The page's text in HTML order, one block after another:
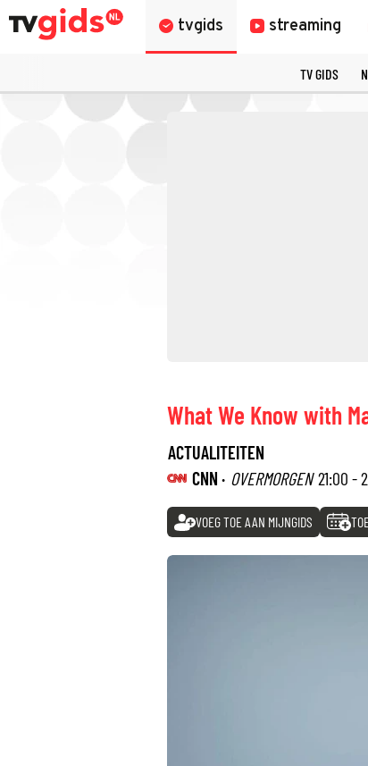
tvgids streaming
TV GIDS
What We Know with
ACTUALITEITEN
CNN · OVERMORGEN 21:00 -
VOEG TOE AAN MIJNGIDS